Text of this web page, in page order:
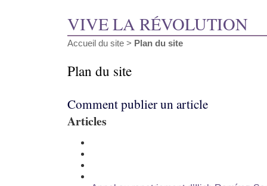
VIVE LA RÉVOLUTION
Accueil du site > Plan du site
Plan du site
Comment publier un article
Articles